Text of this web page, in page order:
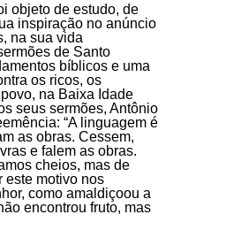
objeto de estudo, de
inspiração no anúncio
na sua vida
de Santo
bíblicos e uma
os ricos, os
na Baixa Idade
seus sermões, Antônio
“A linguagem é
as obras. Cessem,
e falem as obras.
cheios, mas de
este motivo nos
como amaldiçoou a
encontrou fruto, mas